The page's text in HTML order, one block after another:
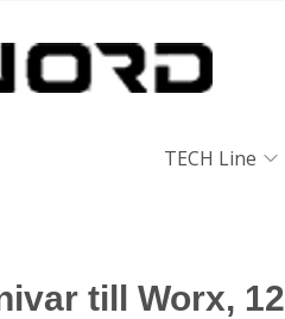
TECH Line
till Worx,